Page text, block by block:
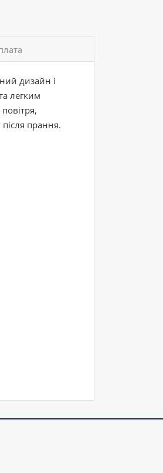
дизайн і
легким
прання.